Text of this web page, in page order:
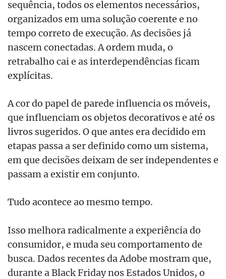
sequência, todos os elementos necessários,
organizados em uma solução coerente e no
tempo correto de execução. As decisões já
nascem conectadas. A ordem muda, o
retrabalho cai e as interdependências ficam
explícitas.
A cor do papel de parede influencia os móveis,
que influenciam os objetos decorativos e até os
livros sugeridos. O que antes era decidido em
etapas passa a ser definido como um sistema,
em que decisões deixam de ser independentes e
passam a existir em conjunto.
Tudo acontece ao mesmo tempo.
Isso melhora radicalmente a experiência do
consumidor, e muda seu comportamento de
busca. Dados recentes da Adobe mostram que,
durante a Black Friday nos Estados Unidos, o